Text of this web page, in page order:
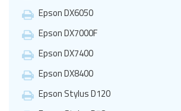
Epson DX6050
Epson DX7000F
Epson DX7400
Epson DX8400
Epson Stylus D120